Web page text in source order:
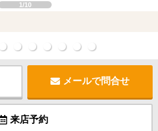
1/10
メールで問合せ
来店予約